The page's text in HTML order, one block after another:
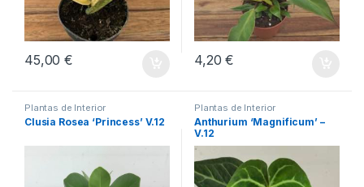
45,00€ 4,20€
Plantas de Interior
Clusia Rosea ‘Princess’ V.12
Plantas de Interior
Anthurium ‘Magnificum’ –
V.12